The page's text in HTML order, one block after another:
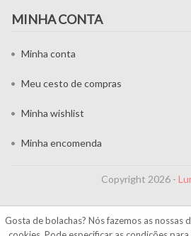
Gosta de bolachas? Nós fazemos as nossas
MINHA CONTA
Minha conta
Meu cesto de compras
Minha wishlist
Minha encomenda
Copyright 2026 -